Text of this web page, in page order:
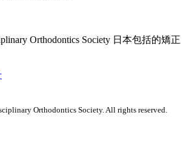
Orthodontics Society. All rights reserved.